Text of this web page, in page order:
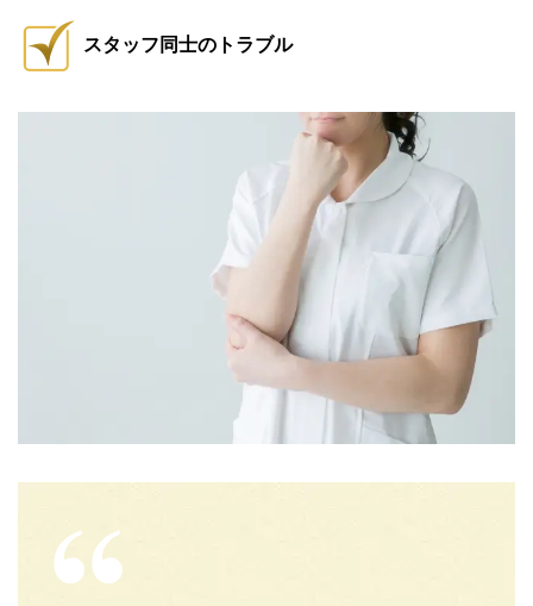
スタッフ同士のトラブル